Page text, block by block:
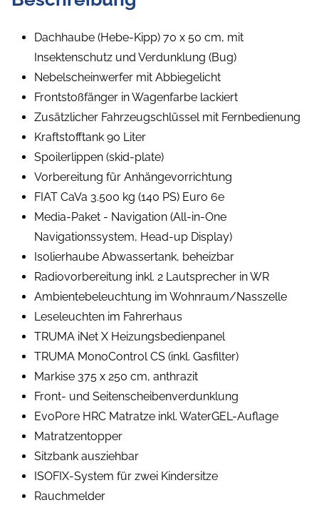
Dachhaube (Hebe-Kipp) 70 x 50 cm, mit
Insektenschutz und Verdunklung (Bug)
Nebelscheinwerfer mit Abbiegelicht
Frontstoßfänger in Wagenfarbe lackiert
Zusätzlicher Fahrzeugschlüssel mit Fernbedienung
Kraftstofftank 90 Liter
Spoilerlippen (skid-plate)
Vorbereitung für Anhängevorrichtung
FIAT CaVa 3.500 kg (140 PS) Euro 6e
Media-Paket - Navigation (All-in-One
Navigationssystem, Head-up Display)
Isolierhaube Abwassertank, beheizbar
Radiovorbereitung inkl. 2 Lautsprecher in WR
Ambientebeleuchtung im Wohnraum/Nasszelle
Leseleuchten im Fahrerhaus
TRUMA iNet X Heizungsbedienpanel
TRUMA MonoControl CS (inkl. Gasfilter)
Markise 375 x 250 cm, anthrazit
Front- und Seitenscheibenverdunklung
EvoPore HRC Matratze inkl. WaterGEL-Auflage
Matratzentopper
Sitzbank ausziehbar
ISOFIX-System für zwei Kindersitze
Rauchmelder